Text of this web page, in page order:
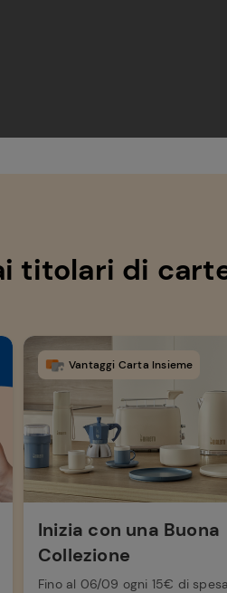
titolari di
Vantaggi Carta Insieme
Inizia con una Buona
Collezione
Fino al 06/09 ogni 15€ di